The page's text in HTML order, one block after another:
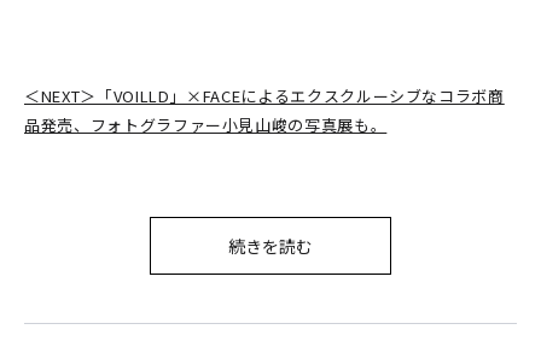
＜NEXT＞「VOILLD」×FACEによるエクスクルーシブなコラボ商
品発売、フォトグラファー小見山峻の写真展も。
続きを読む